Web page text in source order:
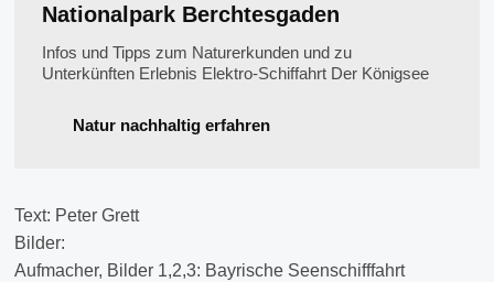
Nationalpark Berchtesgaden
Infos und Tipps zum Naturerkunden und zu
Unterkünften Erlebnis Elektro-Schiffahrt Der Königsee
lang, rund 1 km breit und hat einen Umfang von fast 20
km. Er ist knapp 200 m tief. Um den Königssee führen
Natur nachhaltig erfahren
Text: Peter Grett
Bilder:
Aufmacher, Bilder 1,2,3: Bayrische Seenschifffahrt